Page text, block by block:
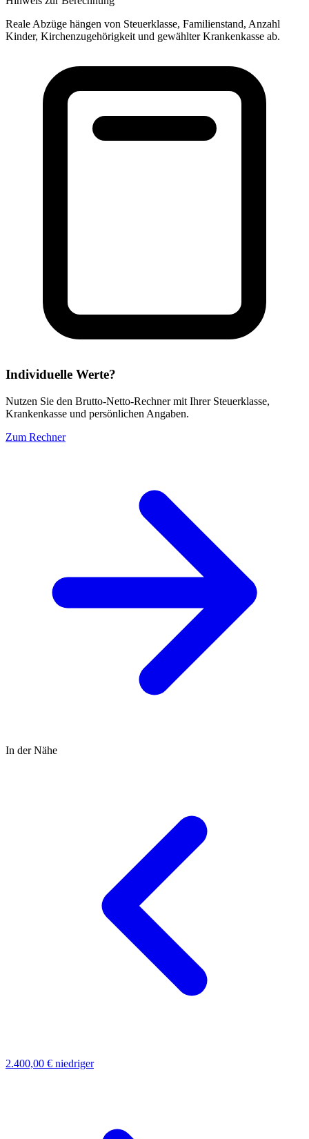
Reale Abzüge hängen von Steuerklasse, Familienstand, Anzahl
Kinder, Kirchenzugehörigkeit und gewählter Krankenkasse ab.
Individuelle Werte?
Nutzen Sie den Brutto-Netto-Rechner mit Ihrer Steuerklasse,
Krankenkasse und persönlichen Angaben.
Zum Rechner
In der Nähe
2.400,00 € niedriger